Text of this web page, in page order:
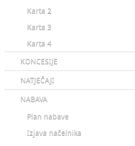
Karta 2
Karta 3
Karta 4
KONCESIJE
NATJEČAJI
NABAVA
Plan nabave
Izjava načelnika